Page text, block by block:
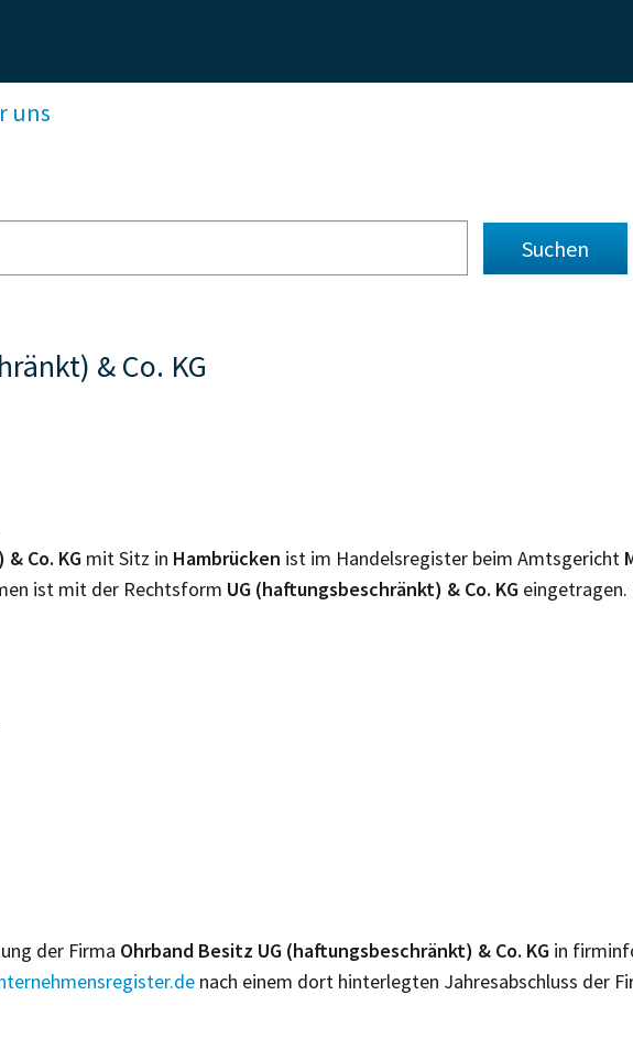
uns
& Co. KG
Co. KG mit Sitz in Hambrücken ist im Handelsregister beim Amtsgericht
ist mit der Rechtsform UG (haftungsbeschränkt) & Co. KG
der Firma Ohrband Besitz UG (haftungsbeschränkt) & Co. KG in
nach einem dort hinterlegten Jahresabschluss der